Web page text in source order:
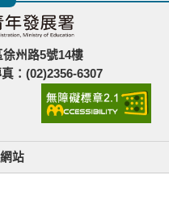
徐州路5號14樓
：(02)2356-6307
站